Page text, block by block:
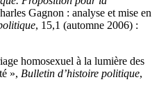
Gagnon : analyse et mise en
, 15,1 (automne 2006) :
homosexuel à la lumière des
», Bulletin d’histoire politique,